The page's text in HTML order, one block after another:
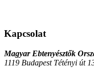
Kapcsolat
Magyar Ebtenyésztők
1119 Budapest Tétényi út